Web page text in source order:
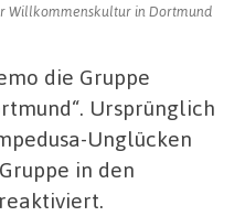
Willkommenskultur in Dortmund
die Gruppe
Ursprünglich
Unglücken
in den